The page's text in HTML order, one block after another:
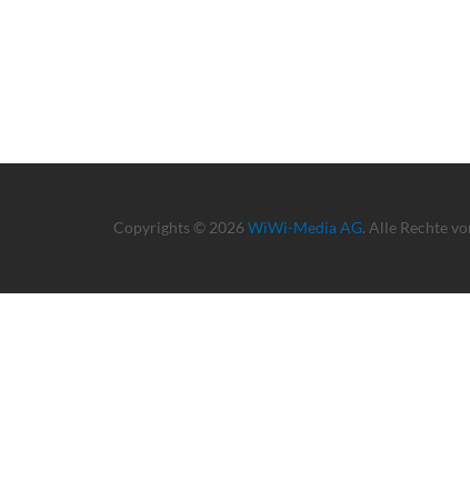
Copyrights © 2026 WiWi-Media AG. Alle Rechte